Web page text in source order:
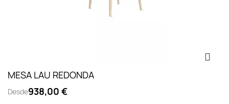
MESA LAU REDONDA
Desde938,00 €